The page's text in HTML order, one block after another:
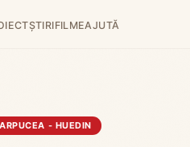
ȘTIRIFILMEAJUTĂ
- HUEDIN